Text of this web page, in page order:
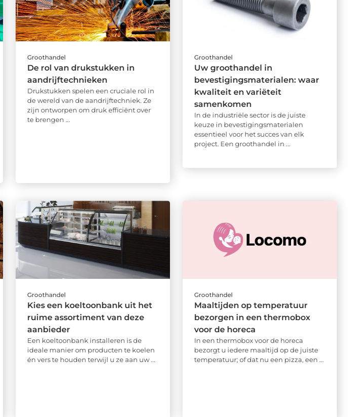
Groothandel
De rol van drukstukken in
aandrijftechnieken
Drukstukken spelen een cruciale rol in
de wereld van de aandrijftechniek. Ze
zijn ontworpen om druk efficiënt over
te brengen ...
Groothandel
Uw groothandel in
bevestigingsmaterialen: waar
kwaliteit en variëteit
samenkomen
In de industriële sector is de juiste
keuze in bevestigingsmaterialen
essentieel voor het succes van elk
project. Een groothandel in ...
Groothandel
Kies een koeltoonbank uit het
ruime assortiment van deze
aanbieder
Een koeltoonbank installeren is de
ideale manier om producten te koelen
én vers te houden terwijl u ze aan uw ...
Groothandel
Maaltijden op temperatuur
bezorgen in een thermobox
voor de horeca
In een thermobox voor de horeca
bezorgt u iedere maaltijd op de juiste
temperatuur; of dat nu een pizza, een ...